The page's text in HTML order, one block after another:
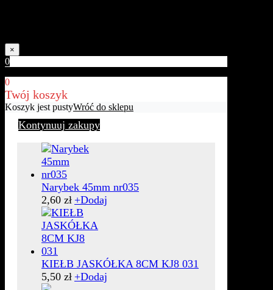
×
0
0
Twój koszyk
Koszyk jest pustyWróć do sklepu
Kontynuuj zakupy
Narybek 45mm nr035
2,60 zł +Dodaj
KIEŁB JASKÓŁKA 8CM KJ8 031
5,50 zł +Dodaj